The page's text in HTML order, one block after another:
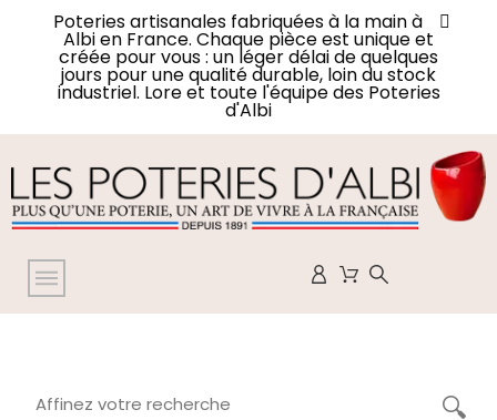
Poteries artisanales fabriquées à la main à
Albi en France. Chaque pièce est unique et
créée pour vous : un léger délai de quelques
jours pour une qualité durable, loin du stock
industriel. Lore et toute l'équipe des Poteries
d'Albi
Affinez votre recherche